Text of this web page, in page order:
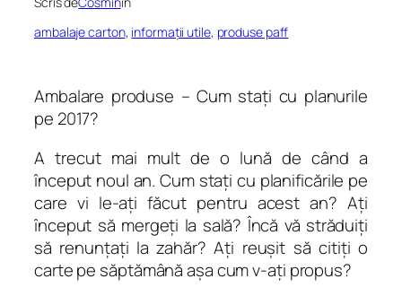
ambalaje carton, informații utile, produse paff
Ambalare produse – Cum staţi cu planurile
pe 2017?
A trecut mai mult de o lună de când a
început noul an. Cum staţi cu planificările pe
care vi le-aţi făcut pentru acest an? Aţi
început să mergeţi la sală? Încă vă străduiţi
să renunţaţi la zahăr? Aţi reuşit să citiţi o
carte pe săptămână aşa cum v-aţi propus?